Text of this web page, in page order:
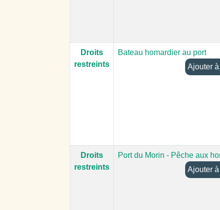
Droits
restreints
Bateau homardier au port
Droits
restreints
Port du Morin - Pêche aux